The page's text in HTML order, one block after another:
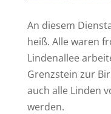
An diesem
heiß. Alle waren
Lindenallee
Grenzstein zur
auch alle Linden
werden.